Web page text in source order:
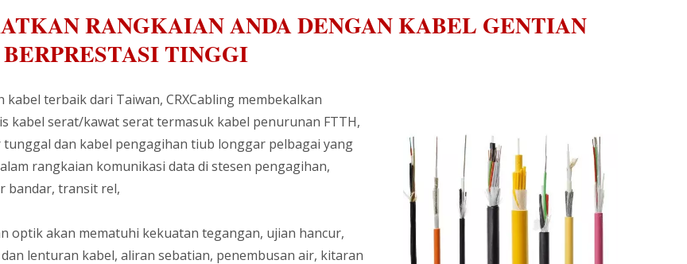
RANGKAIAN ANDA DENGAN KABEL GENTIAN
TINGGI
kabel terbaik dari Taiwan, CRXCabling membekalkan
kabel serat/kawat serat termasuk kabel penurunan FTTH,
dan kabel pengagihan tiub longgar pelbagai yang
rangkaian komunikasi data di stesen pengagihan,
bandar, transit rel,
optik akan mematuhi kekuatan tegangan, ujian hancur,
lenturan kabel, aliran sebatian, penembusan air, kitaran